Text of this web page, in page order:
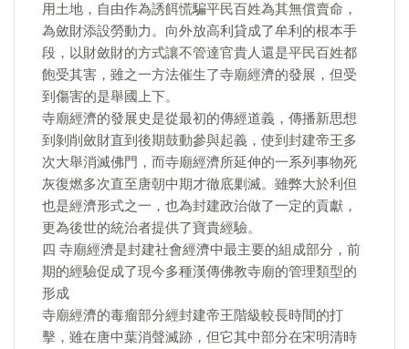
用土地，自由作為誘餌慌騙平民百姓為其無償賣命，
為斂財添設勞動力。向外放高利貸成了牟利的根本手
段，以財斂財的方式讓不管達官貴人還是平民百姓都
飽受其害，雖之一方法催生了寺廟經濟的發展，但受
到傷害的是舉國上下。
寺廟經濟的發展史是從最初的傳經道義，傳播新思想
到剝削斂財直到後期鼓動參與起義，使到封建帝王多
次大舉消滅佛門，而寺廟經濟所延伸的一系列事物死
灰復燃多次直至唐朝中期才徹底剿滅。雖弊大於利但
也是經濟形式之一，也為封建政治做了一定的貢獻，
更為後世的統治者提供了寶貴經驗。
四 寺廟經濟是封建社會經濟中最主要的組成部分，前
期的經驗促成了現今多種漢傳佛教寺廟的管理類型的
形成
寺廟經濟的毒瘤部分經封建帝王階級較長時間的打
擊，雖在唐中葉消聲滅跡，但它其中部分在宋明清時